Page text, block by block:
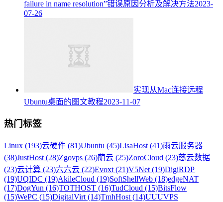
failure in name resolution”错误原因分析及解决方法2023-
07-26
实现从Mac连接远程
Ubuntu桌面的图文教程2023-11-07
热门标签
Linux (193)云硬件 (81)Ubuntu (45)LisaHost (41)雨云服务器
(38)JustHost (28)Zgovps (26)荫云 (25)ZoroCloud (23)慈云数据
(23)云计算 (23)六六云 (22)Evoxt (21)V5Net (19)DigiRDP
(19)UQIDC (19)AkileCloud (19)SoftShellWeb (18)edgeNAT
(17)DogYun (16)TOTHOST (16)TudCloud (15)BitsFlow
(15)WePC (15)DigitalVirt (14)TmhHost (14)UUUVPS